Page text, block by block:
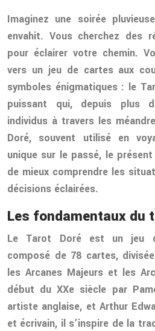
Imaginez une soirée
envahit. Vous cherchez des
pour éclairer votre chemin.
vers un jeu de cartes aux
symboles énigmatiques : le
puissant qui, depuis plus
individus à travers les
Doré, souvent utilisé en
unique sur le passé, le
de mieux comprendre les
décisions éclairées.
Les fondamentaux du
Le Tarot Doré est un jeu
composé de 78 cartes,
les Arcanes Majeurs et les
début du XXe siècle par
artiste anglaise, et Arthur
et écrivain, il s’inspire de la